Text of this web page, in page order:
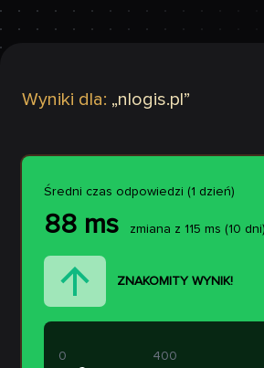
Wyniki dla: „nlogis.pl ”
Średni czas odpowiedzi (1 dzień)
88 ms zmiana z 115 ms (10 dni)
ZNAKOMITY WYNIK!
400
0